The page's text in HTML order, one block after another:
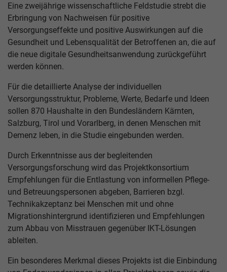
Eine zweijährige wissenschaftliche Feldstudie strebt die
Erbringung von Nachweisen für positive
Versorgungseffekte und positive Auswirkungen auf die
Gesundheit und Lebensqualität der Betroffenen an, die auf
die neue digitale Gesundheitsanwendung zurückgeführt
werden können.
Für die detaillierte Analyse der individuellen
Versorgungsstruktur, Probleme, Werte, Bedarfe und Ideen
sollen 870 Haushalte in den Bundesländern Kärnten,
Salzburg, Tirol und Vorarlberg, in denen Menschen mit
Demenz leben, in die Studie eingebunden werden.
Durch Erkenntnisse aus der begleitenden
Versorgungsforschung wird das Projektkonsortium
Empfehlungen für die Entlastung von informellen Pflege-
und Betreuungspersonen abgeben, Barrieren bzgl.
Technikakzeptanz bei Menschen mit und ohne
Migrationshintergrund identifizieren und Empfehlungen
zum Abbau von Misstrauen gegenüber IKT-Lösungen
ableiten.
Ein besonderes Merkmal dieses Projekts ist die Einbindung